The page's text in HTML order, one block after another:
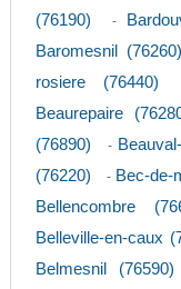
(76190)
-
Baromesnil (76260)
rosiere (76440)
Beaurepaire
(76890)
-
(76220)
- Bec-de-
Bellencombre
Belleville-en-caux
Belmesnil (76590)